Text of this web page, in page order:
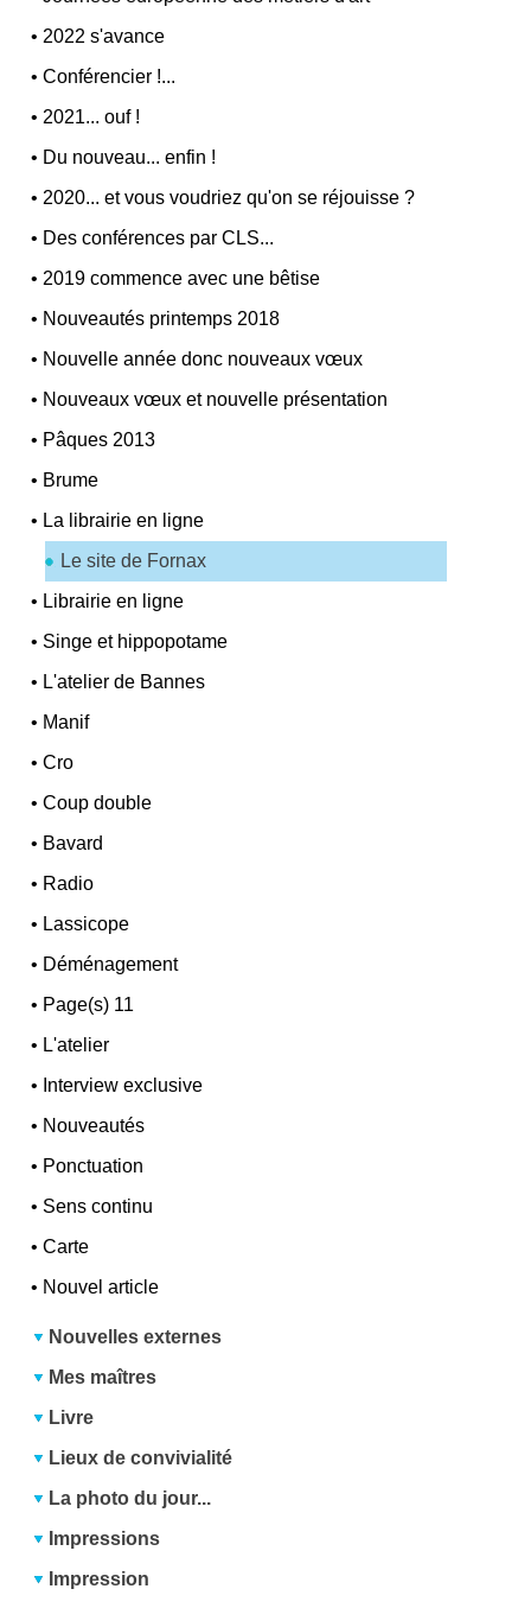
• 2022 s'avance
•Conférencier !...
• 2021... ouf !
• Du nouveau... enfin !
• 2020... et vous voudriez qu'on se réjouisse ?
• Des conférences par CLS...
• 2019 commence avec une bêtise
• Nouveautés printemps 2018
• Nouvelle année donc nouveaux vœux
• Nouveaux vœux et nouvelle présentation
• Pâques 2013
• Brume
• La librairie en ligne
Le site de Fornax
• Librairie en ligne
• Singe et hippopotame
• L'atelier de Bannes
• Manif
•Cro
•Coup double
• Bavard
• Radio
• Lassicope
• Déménagement
• Page(s) 11
• L'atelier
• Interview exclusive
• Nouveautés
• Ponctuation
• Sens continu
•Carte
• Nouvel article
Nouvelles externes
Mes maîtres
Livre
Lieux de convivialité
La photo du jour...
Impressions
Impression